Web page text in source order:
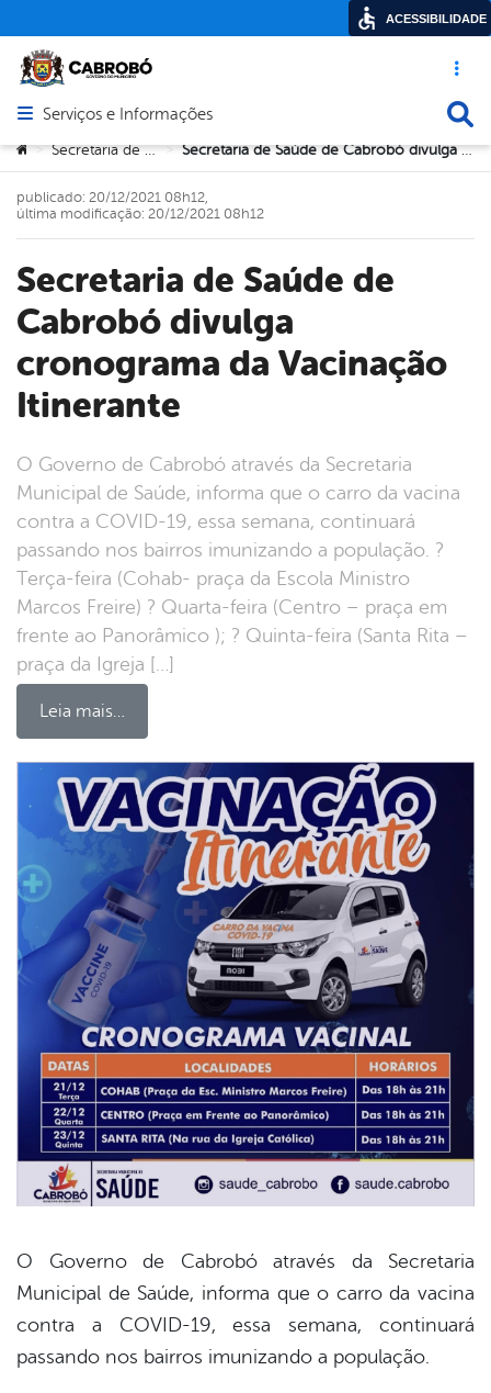
Acesso
Abrir menu principal de navegação
Serviços e Informações
Você está aqui:
> Secretaria de Saúde > Secretaria de Saúde de Cabrobó divulga cronograma da Vacinação Itinerante
Secretaria de Saúde de
Cabrobó divulga
cronograma da Vacinação
Itinerante
O Governo de Cabrobó através da Secretaria
Municipal de Saúde, informa que o carro da vacina
contra a COVID-19, essa semana, continuará
passando nos bairros imunizando a população. ?
Terça-feira (Cohab- praça da Escola Ministro
Marcos Freire) ? Quarta-feira (Centro – praça em
frente ao Panorâmico ); ? Quinta-feira (Santa Rita –
praça da Igreja […]
Leia mais…
publicado: 20/12/2021 08h12,
última modificação: 20/12/2021 08h12
O Governo de Cabrobó através da Secretaria
Municipal de Saúde, informa que o carro da vacina
contra a COVID-19, essa semana, continuará
passando nos bairros imunizando a população.
ACESSIBILIDADE